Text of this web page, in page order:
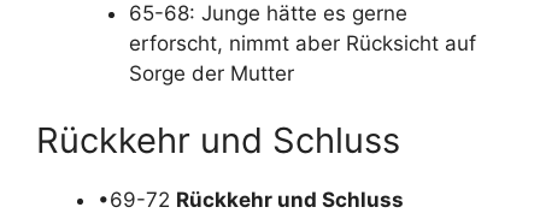
65-68: Junge hätte es gerne
erforscht, nimmt aber Rücksicht auf
Sorge der Mutter
Rückkehr und Schluss
•69-72 Rückkehr und Schluss